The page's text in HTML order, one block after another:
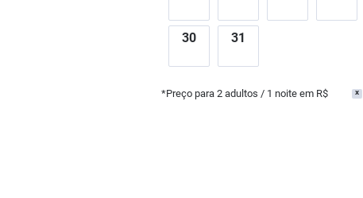
30 31
*Preço para2 adultos / 1 noite em R$ x